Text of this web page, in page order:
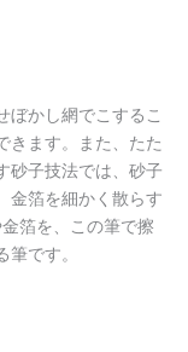
ぼかし網でこするこ
きます。また、たた
砂子技法では、砂子
金箔を細かく散らす
箔を、この筆で擦
です。